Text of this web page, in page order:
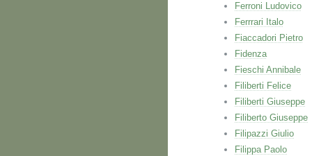
Ferroni Ludovico
Ferrrari Italo
Fiaccadori Pietro
Fidenza
Fieschi Annibale
Filiberti Felice
Filiberti Giuseppe
Filiberto Giuseppe
Filipazzi Giulio
Filippa Paolo